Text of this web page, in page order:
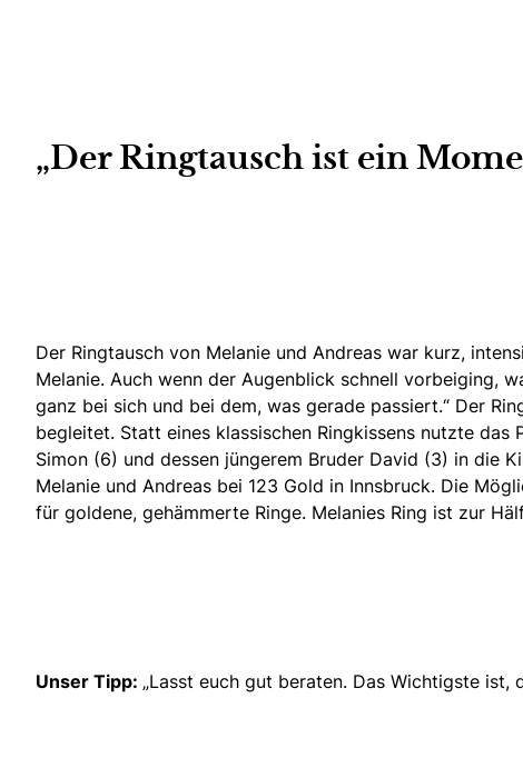
„Der Ringtausch ist ein
Der Ringtausch von Melanie und Andreas war kurz,
Melanie. Auch wenn der Augenblick schnell vorbeiging,
ganz bei sich und bei dem, was gerade passiert.“ Der
begleitet. Statt eines klassischen Ringkissens nutzte
Simon (6) und dessen jüngerem Bruder David (3) in die
Melanie und Andreas bei 123 Gold in Innsbruck. Die
für goldene, gehämmerte Ringe. Melanies Ring ist zur
Unser Tipp: „Lasst euch gut beraten. Das Wichtigste ist,